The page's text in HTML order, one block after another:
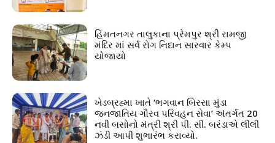
હિંમતનગર તાલુકાના પ્રેમપુર શ્રી રામજી
મંદિર માં સર્વ રોગ નિદાન સારવાર કેમ્પ
યોજાયો
ખેડબ્રહ્મા ખાતે ‘ભગવાન બિરસા મુંડા
જનજાતિય ગૌરવ પરિવહન સેવા’ અંતર્ગત 20
નવી બસોનો મંત્રી શ્રી પી. સી. બરંડાએ લીલી
ઝંડી આપી શુભારંભ કરાવ્યો.